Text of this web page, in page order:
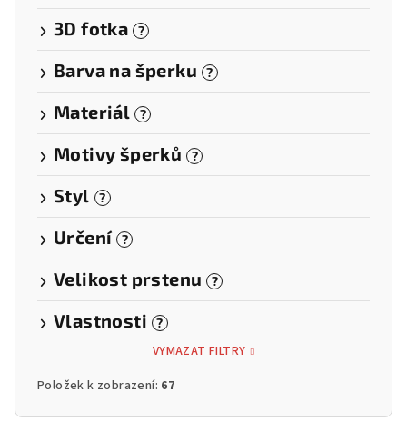
3D fotka ?
Barva na šperku ?
Materiál ?
Motivy šperků ?
Styl ?
Určení ?
Velikost prstenu ?
Vlastnosti ?
VYMAZAT FILTRY
Položek k zobrazení: 67